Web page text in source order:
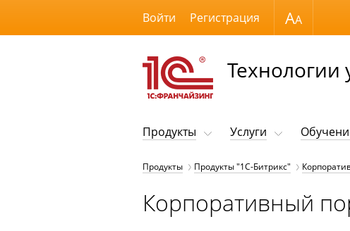
Размер шрифта
Технологии
Войти Регистрация
Продукты Услуги
Продукты Продукты "1С-Битрикс"
Корпоративный